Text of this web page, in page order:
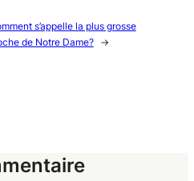
s’appelle la plus grosse
de Notre Dame?
→